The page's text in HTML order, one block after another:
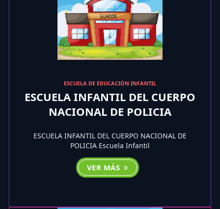
ESCUELA DE EDUCACIÓN INFANTIL
ESCUELA INFANTIL DEL CUERPO
NACIONAL DE POLICIA
ESCUELA INFANTIL DEL CUERPO NACIONAL DE
POLICIA Escuela Infantil
VER MÁS